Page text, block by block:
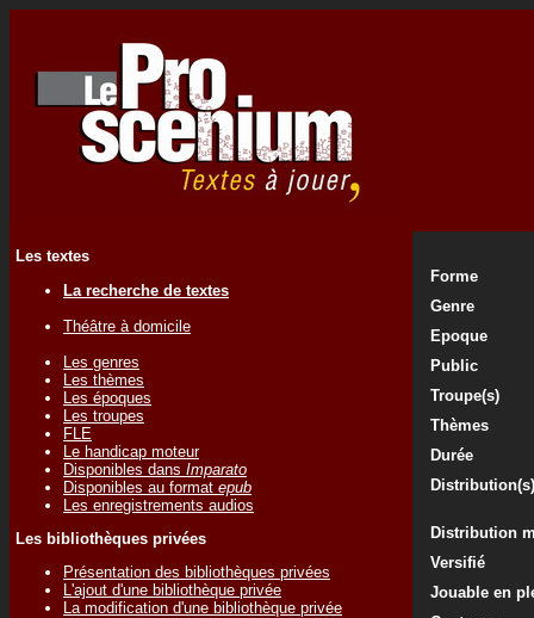
Les textes
La recherche de textes
Théâtre à domicile
Les genres
Les thèmes
Les époques
Les troupes
FLE
Le handicap moteur
Disponibles dans Imparato
Disponibles au format epub
Les enregistrements audios
Les bibliothèques privées
Présentation des bibliothèques privées
L'ajout d'une bibliothèque privée
La modification d'une bibliothèque privée
Forme
Genre
Epoque
Public
Troupe(s)
Thèmes
Durée
Distribution(s)
Distribution
Versifié
Jouable en